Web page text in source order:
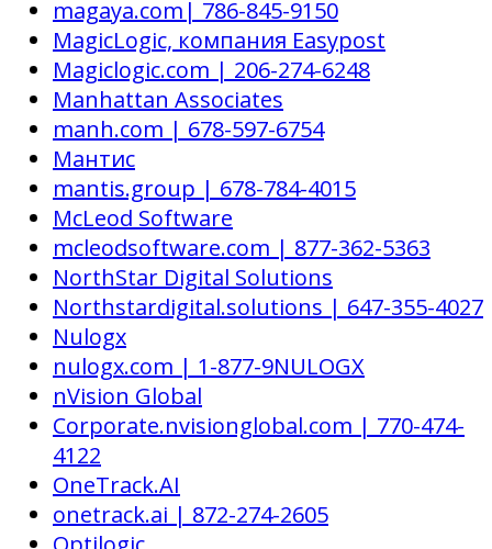
magaya.com| 786-845-9150
MagicLogic, компания Easypost
Magiclogic.com | 206-274-6248
Manhattan Associates
manh.com | 678-597-6754
Мантис
mantis.group | 678-784-4015
McLeod Software
mcleodsoftware.com | 877-362-5363
NorthStar Digital Solutions
Northstardigital.solutions | 647-355-4027
Nulogx
nulogx.com | 1-877-9NULOGX
nVision Global
Corporate.nvisionglobal.com | 770-474-
4122
OneTrack.AI
onetrack.ai | 872-274-2605